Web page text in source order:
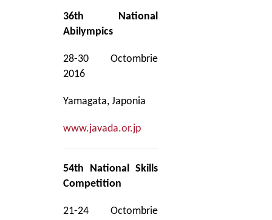
36th National
Abilympics
28-30 Octombrie
2016
Yamagata, Japonia
www.javada.or.jp
54th National Skills
Competition
21-24 Octombrie